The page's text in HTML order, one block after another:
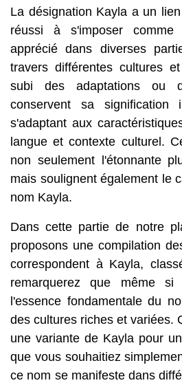
La désignation Kayla a un
réussi à s'imposer
apprécié dans diverses
travers différentes cultures
subi des adaptations ou
conservent sa signification
s'adaptant aux
langue et contexte culturel.
non seulement l'étonnante
mais soulignent également le
nom Kayla.
Dans cette partie de notre
proposons une compilation
correspondent à Kayla,
remarquerez que même si
l'essence fondamentale du
des cultures riches et variées.
une variante de Kayla pour
que vous souhaitiez
ce nom se manifeste dans